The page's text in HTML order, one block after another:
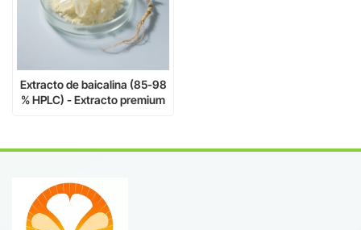
Extracto de baicalina (85-98
% HPLC) - Extracto premium